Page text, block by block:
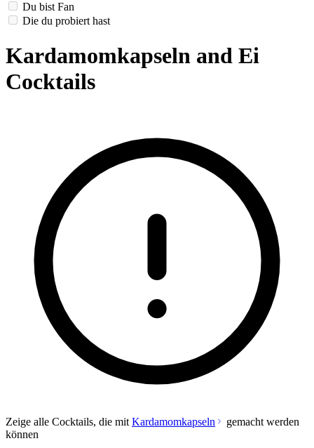
Du bist Fan
Die du probiert hast
Kardamomkapseln and Ei
Cocktails
Zeige alle Cocktails, die mit Kardamomkapseln
gemacht werden
können